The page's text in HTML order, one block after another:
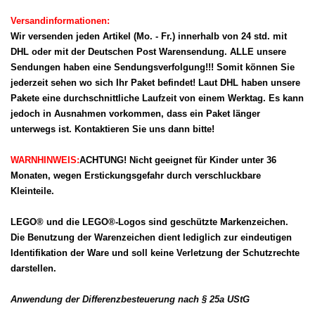
Versandinformationen:
Wir versenden jeden Artikel (Mo. - Fr.) innerhalb von 24 std. mit
DHL oder mit der Deutschen Post Warensendung. ALLE unsere
Sendungen haben eine Sendungsverfolgung!!! Somit können Sie
jederzeit sehen wo sich Ihr Paket befindet! Laut DHL haben unsere
Pakete eine durchschnittliche Laufzeit von einem Werktag. Es kann
jedoch in Ausnahmen vorkommen, dass ein Paket länger
unterwegs ist. Kontaktieren Sie uns dann bitte!
WARNHINWEIS:ACHTUNG! Nicht geeignet für Kinder unter 36
Monaten, wegen Erstickungsgefahr durch verschluckbare
Kleinteile.
LEGO® und die LEGO®-Logos sind geschützte Markenzeichen.
Die Benutzung der Warenzeichen dient lediglich zur eindeutigen
Identifikation der Ware und soll keine Verletzung der Schutzrechte
darstellen.
Anwendung der Differenzbesteuerung nach § 25a UStG